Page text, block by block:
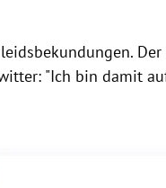
"Ich bin damit